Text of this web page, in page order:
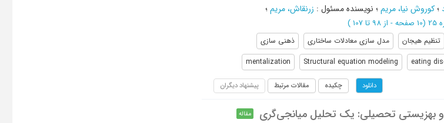
؛کوروش نیا، مریم؛ نویسنده مسئول : زرنقاش، مریم؛
(‎10 صفحه - از 98 تا 107 )
تنظیم هیجان مدل سازی معادلات ساختاری
ذهنی سازی
eating
Structural equation modeling
mentalization
دانلود چکیده مقالات مرتبط پیشنهاد دیگران
بهزیستی تحصیلی: یک تحلیل میانجی‌گری مقاله